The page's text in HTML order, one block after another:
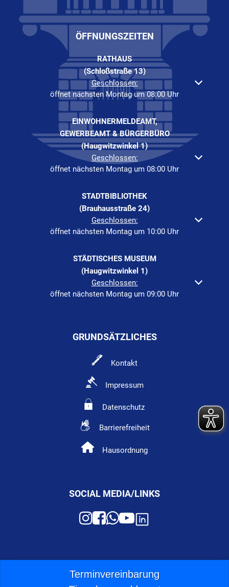
ÖFFNUNGSZEITEN
RATHAUS
(Schloßstraße 13)
Klicken, um weitere Öffnungs- oder Schließzeiten
Geschlossen:
öffnet nächsten Montag um 08:00 Uhr
EINWOHNERMELDEAMT,
GEWERBEAMT & BÜRGERBÜRO
(Haugwitzwinkel 1)
Klicken, um weitere Öffnungs- oder Schließzeiten
Geschlossen:
öffnet nächsten Montag um 08:00 Uhr
STADTBIBLIOTHEK
(Brauhausstraße 24)
Klicken, um weitere Öffnungs- oder Schließzeiten
Geschlossen:
öffnet nächsten Montag um 10:00 Uhr
STÄDTISCHES MUSEUM
(Haugwitzwinkel 1)
Klicken, um weitere Öffnungs- oder Schließzeiten
Geschlossen:
öffnet nächsten Montag um 09:00 Uhr
GRUNDSÄTZLICHES
Kontakt
Impressum
Datenschutz
Barrierefreiheit
Hausordnung
SOCIAL MEDIA/LINKS
Terminvereinbarung